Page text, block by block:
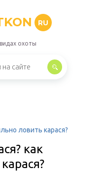
RU
охоты
ловить карася?
как